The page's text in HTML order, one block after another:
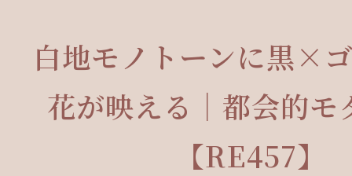
白地モノトーンに黒×
花が映える｜都会的モ
【RE457】